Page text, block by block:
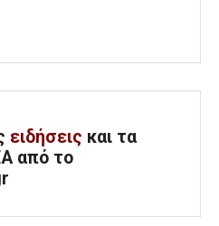
ειδήσεις και τα
από το